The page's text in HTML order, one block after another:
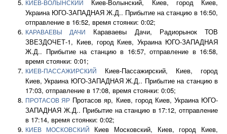
КИЕВ-ВОЛЫНСКИЙ
Киев-Волынский, Киев, город Киев,
Украина ЮГО-ЗАПАДНАЯ Ж.Д.. Прибытие на станцию в 16:50,
отправление в 16:52, время стоянки: 0:02;
КАРАВАЕВЫ ДАЧИ
Караваевы Дачи, Радиорынок ТОВ
ЗВЕЗДОЧЕТ-1, Киев, город Киев, Украина ЮГО-ЗАПАДНАЯ
Ж.Д.. Прибытие на станцию в 16:57, отправление в 16:58,
время стоянки: 0:01;
КИЕВ-ПАССАЖИРСКИЙ
Киев-Пассажирский, Киев, город
Киев, Украина ЮГО-ЗАПАДНАЯ Ж.Д.. Прибытие на станцию в
17:03, отправление в 17:08, время стоянки: 0:05;
ПРОТАСОВ ЯР Протасов яр, Киев, город Киев, Украина ЮГО-
ЗАПАДНАЯ Ж.Д.. Прибытие на станцию в 17:12, отправление
в 17:14, время стоянки: 0:02;
КИЕВ МОСКОВСКИЙ
Киев Московский, Киев, город Киев,